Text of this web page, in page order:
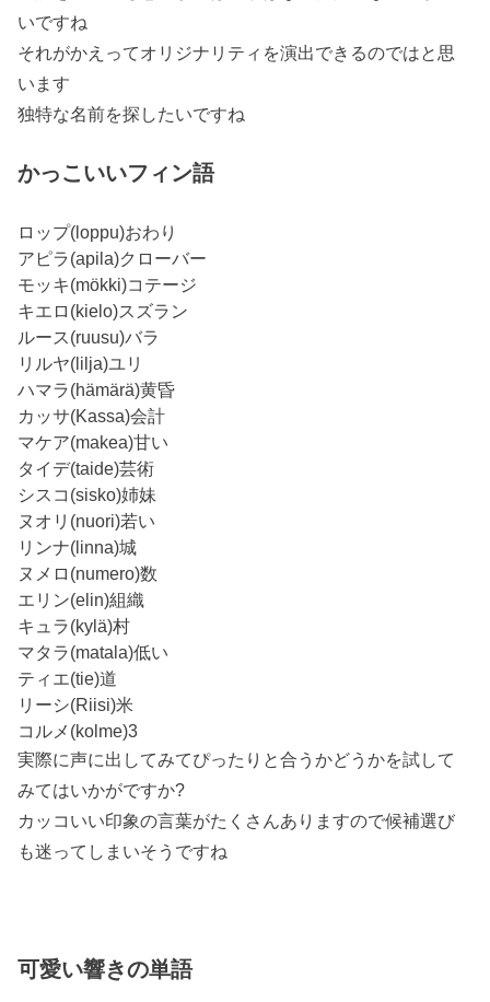
いですね
それがかえってオリジナリティを演出できるのではと思
います
独特な名前を探したいですね
かっこいいフィン語
ロップ(loppu)おわり
アピラ(apila)クローバー
モッキ(mökki)コテージ
キエロ(kielo)スズラン
ルース(ruusu)バラ
リルヤ(lilja)ユリ
ハマラ(hämärä)黄昏
カッサ(Kassa)会計
マケア(makea)甘い
タイデ(taide)芸術
シスコ(sisko)姉妹
ヌオリ(nuori)若い
リンナ(linna)城
ヌメロ(numero)数
エリン(elin)組織
キュラ(kylä)村
マタラ(matala)低い
ティエ(tie)道
リーシ(Riisi)米
コルメ(kolme)3
実際に声に出してみてぴったりと合うかどうかを試して
みてはいかがですか?
カッコいい印象の言葉がたくさんありますので候補選び
も迷ってしまいそうですね
可愛い響きの単語